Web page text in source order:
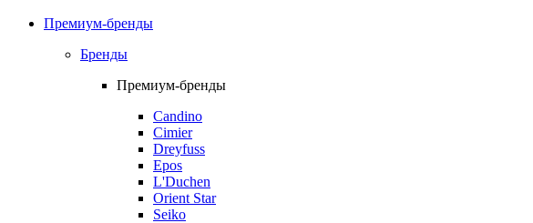
Премиум-бренды
Бренды
Премиум-бренды
Candino
Cimier
Dreyfuss
Epos
L'Duchen
Orient Star
Seiko